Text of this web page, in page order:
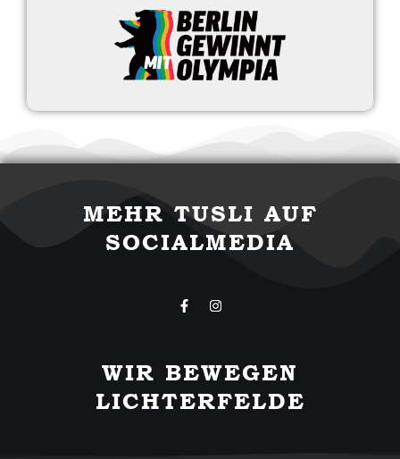
MEHR TUSLI AUF
SOCIALMEDIA
F
a
o
o
k
-
I
n
g
r
a
m
WIR BEWEGEN
LICHTERFELDE